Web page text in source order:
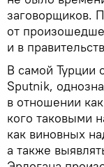
заговорщиков.
от
и в
В самой Турции
Sputnik,
в отношении
кого таковыми
как виновных
а также